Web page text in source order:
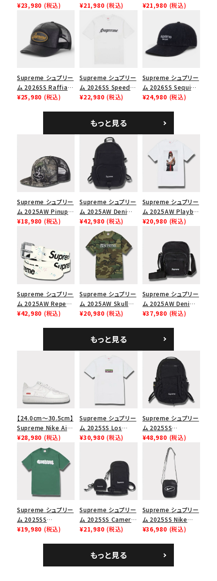
Chino Twill Camp
ノツイル キャンプキャ
ップ ブラック
¥23,980 (税込)
Tee スピードTシャツ
¥21,980 (税込)
Box Tee スモールボ
¥21,980 (税込)
Supreme シュプリー
ム 2026SS Raffia
Mesh Back 5-Panel
¥25,980 (税込)
Supreme シュプリー
ム 2026SS Speed
Tee スピードTシャツ
¥22,980 (税込)
Supreme シュプリー
ム 2026SS Sequin
Denim Classic
シックロゴ 6パネルキ
ャップ ブラック
¥24,980 (税込)
もっと見る
Supreme シュプリー
ム 2025AW Pinup
Mesh Back 5-Panel
ュバック 5パネルキャ
ップ トゥルーティン
バーHTC フォールカ
¥18,980 (税込)
Supreme シュプリー
ム 2025AW Denim
Backpack デニム バ
ックパック ブラック
¥42,980 (税込)
Supreme シュプリー
ム 2025AW Playboi
Carti Tee プレイボ
¥20,980 (税込)
Supreme シュプリー
ム 2025AW Repeat
Leather Belt リピー
¥42,980 (税込)
Supreme シュプリー
ム 2025AW Skull
Tee スカル Tシャ
¥20,980 (税込)
Supreme シュプリー
ム 2025AW Denim
Shoulder Bag デニ
¥37,980 (税込)
もっと見る
【24.0cm～30.5cm】
Supreme Nike Air
Force 1 Low シュプ
リーム ナイキエアフォ
ース１スニーカー シ
ューズ ホワイト
¥28,980 (税込)
Supreme シュプリー
ム 2025SS Los
Angeles Fire Relief
スロゴTシャツ ホワ
¥30,980 (税込)
Supreme シュプリー
ム 2025SS
Backpack バックパッ
ク ブラック 黒
¥48,980 (税込)
Supreme シュプリー
ム 2025SS
Homerun Tee ホー
¥19,980 (税込)
Supreme シュプリー
ム 2025SS Camera
Bag + Mini Pouch
¥21,980 (税込)
Supreme シュプリー
ム 2025SS Nike
Leather Shoulder
¥36,980 (税込)
もっと見る